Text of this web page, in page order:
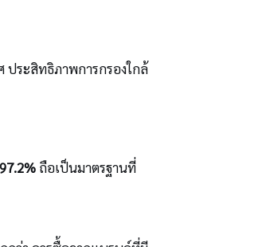
ประสิทธิภาพการกรองใกล้
97.2%ถือเป็นมาตรฐานที่